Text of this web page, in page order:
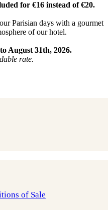
for €16 instead of €20.
Parisian days with a gourmet
of our hotel.
August 31th, 2026.
rate.
of Sale